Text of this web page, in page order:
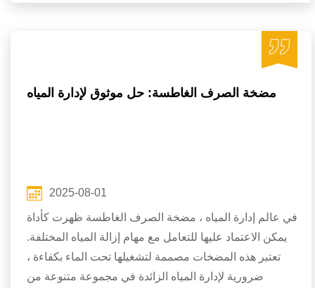
مضخة الصرف الغاطسة: حل موثوق لإدارة المياه
2025-08-01
في عالم إدارة المياه ، مضخة الصرف الغاطسة ظهرت كأداة
يمكن الاعتماد عليها للتعامل مع مهام إزالة المياه المختلفة.
تعتبر هذه المضخات مصممة لتشغيلها تحت الماء بكفاءة ،
ضرورية لإدارة المياه الزائدة في مجموعة متنوعة من